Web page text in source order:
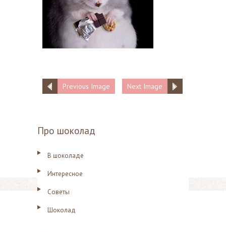
Previous Image Next Image
Про шоколад
В шоколаде
Интересное
Советы
Шоколад